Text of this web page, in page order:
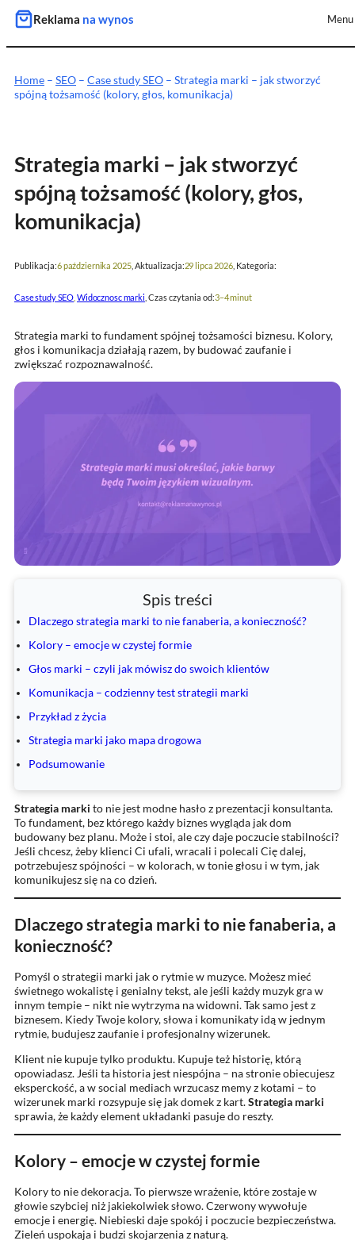
Przejdź
do
treści
Reklama na wynos Menu
Home – SEO – Case study SEO – Strategia marki – jak stworzyć
spójną tożsamość (kolory, głos, komunikacja)
Spis treści
Dlaczego strategia marki to nie fanaberia, a konieczność?
Kolory – emocje w czystej formie
Głos marki – czyli jak mówisz do swoich klientów
Komunikacja – codzienny test strategii marki
Przykład z życia
Strategia marki jako mapa drogowa
Podsumowanie
Strategia marki – jak stworzyć
spójną tożsamość (kolory, głos,
komunikacja)
Publikacja:6 października 2025, Aktualizacja:29 lipca 2026, Kategoria:
Case study SEO Widocznosc marki , Czas czytania od:3–4 minut
Strategia marki to fundament spójnej tożsamości biznesu. Kolory,
głos i komunikacja działają razem, by budować zaufanie i
zwiększać rozpoznawalność.
Strategia marki to nie jest modne hasło z prezentacji konsultanta.
To fundament, bez którego każdy biznes wygląda jak dom
budowany bez planu. Może i stoi, ale czy daje poczucie stabilności?
Jeśli chcesz, żeby klienci Ci ufali, wracali i polecali Cię dalej,
potrzebujesz spójności – w kolorach, w tonie głosu i w tym, jak
komunikujesz się na co dzień.
Dlaczego strategia marki to nie fanaberia, a
konieczność?
Pomyśl o strategii marki jak o rytmie w muzyce. Możesz mieć
świetnego wokalistę i genialny tekst, ale jeśli każdy muzyk gra w
innym tempie – nikt nie wytrzyma na widowni. Tak samo jest z
biznesem. Kiedy Twoje kolory, słowa i komunikaty idą w jednym
rytmie, budujesz zaufanie i profesjonalny wizerunek.
Klient nie kupuje tylko produktu. Kupuje też historię, którą
opowiadasz. Jeśli ta historia jest niespójna – na stronie obiecujesz
eksperckość, a w social mediach wrzucasz memy z kotami – to
wizerunek marki rozsypuje się jak domek z kart.Strategia marki
sprawia, że każdy element układanki pasuje do reszty.
Kolory – emocje w czystej formie
Kolory to nie dekoracja. To pierwsze wrażenie, które zostaje w
głowie szybciej niż jakiekolwiek słowo. Czerwony wywołuje
emocje i energię. Niebieski daje spokój i poczucie bezpieczeństwa.
Zieleń uspokaja i budzi skojarzenia z naturą.